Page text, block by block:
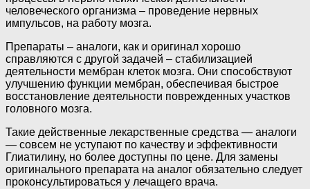
человеческого организма – проведение нервных
импульсов, на работу мозга.
Препараты – аналоги, как и оригинал хорошо
справляются с другой задачей – стабилизацией
деятельности мембран клеток мозга. Они способствуют
улучшению функции мембран, обеспечивая быстрое
восстановление деятельности поврежденных участков
головного мозга.
Такие действенные лекарственные средства — аналоги
— совсем не уступают по качеству и эффективности
Глиатилину, но более доступны по цене. Для замены
оригинального препарата на аналог обязательно следует
проконсультироваться у лечащего врача.